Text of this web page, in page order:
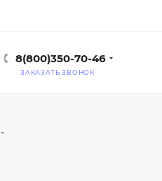
8(800)350-70-46
ЗАКАЗАТЬ ЗВОНОК